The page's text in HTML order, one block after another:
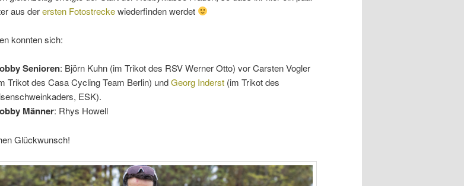
aus derersten Fotostreckewiederfinden werdet
konnten sich:
Senioren: Björn Kuhn (im Trikot des RSV Werner Otto) vor Carsten Vogler
Trikot des Casa Cycling Team Berlin) undGeorg Inderst(im Trikot des
ESK).
Männer: Rhys Howell
Glückwunsch!